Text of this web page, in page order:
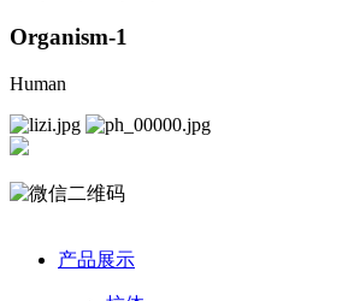
Organism-1
Human
产品展示